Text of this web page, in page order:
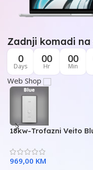
Zadnji komadi
0
Days
00
Hr
00
Min
Web Shop
18kw-Trofazni Veito
969,00 KM